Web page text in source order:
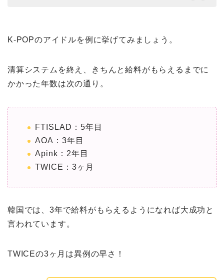
K-POPのアイドルを例に挙げてみましょう。
清算システムを終え、きちんと給料がもらえるまでに
かかった年数は次の通り。
FTISLAD：5年目
AOA：3年目
Apink：2年目
TWICE：3ヶ月
韓国では、3年で給料がもらえるようになれば大成功と
言われています。
TWICEの3ヶ月は異例の早さ！